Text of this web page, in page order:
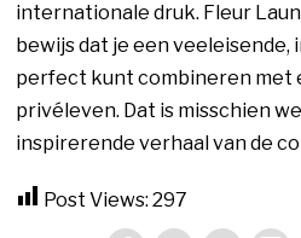
internationale druk. Fleur
bewijs dat je een
perfect kunt combineren met
privéleven. Dat is misschien
inspirerende verhaal van de
Post Views: 297